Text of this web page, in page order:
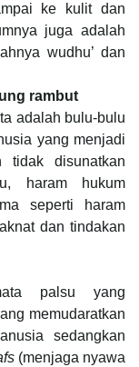
ke kulit dan
juga adalah
wudhu’ dan
rambut
adalah bulu-bulu
yang menjadi
tidak disunatkan
haram hukum
seperti haram
dan tindakan
palsu yang
memudaratkan
sedangkan
(menjaga nyawa